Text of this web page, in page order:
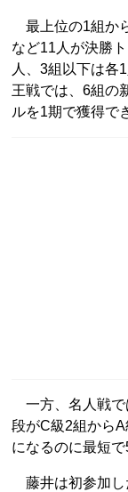
最上位の1組か
など11人が決勝
人、3組以下は各
王戦では、6組の
ルを1期で獲得で
一方、名人戦で
段がC級2組から
になるのに最短で
藤井は初参加し